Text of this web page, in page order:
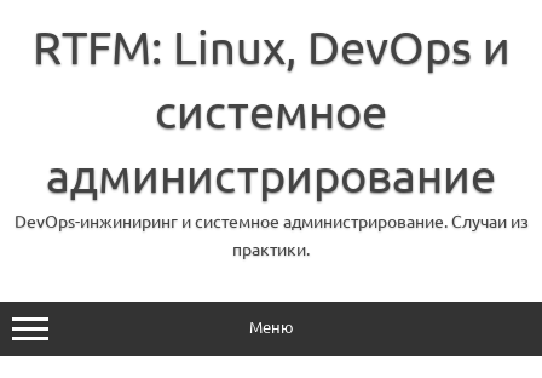
содержимому
RTFM: Linux, DevOps и
системное
администрирование
DevOps-инжиниринг и системное администрирование. Случаи из
практики.
Меню